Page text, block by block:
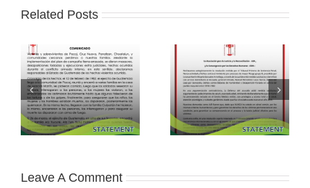
Related Posts
Leave A Comment